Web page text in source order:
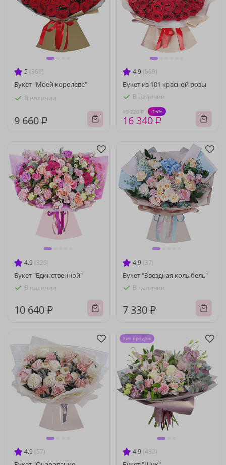
5 (369)
Букет "Моей королеве"
В наличии
9 660 ₽
4.9 (569)
Букет из 101 красной розы
В наличии
19 220 ₽ -15%
16 340 ₽
4.9 (326)
Букет "Единственной"
В наличии
10 640 ₽
4.9 (37)
Букет "Звездная колыбель"
В наличии
7 330 ₽
4.9 (57) 4.9 (482)
Хит продаж